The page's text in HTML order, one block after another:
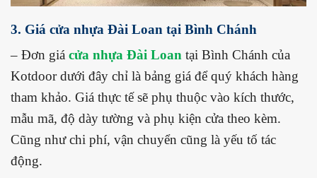
3. Giá cửa nhựa Đài Loan tại Bình Chánh
– Đơn giá cửa nhựa Đài Loan tại Bình Chánh của
Kotdoor dưới đây chỉ là bảng giá để quý khách hàng
tham khảo. Giá thực tế sẽ phụ thuộc vào kích thước,
mẫu mã, độ dày tường và phụ kiện cửa theo kèm.
Cũng như chi phí, vận chuyển cũng là yếu tố tác
động.